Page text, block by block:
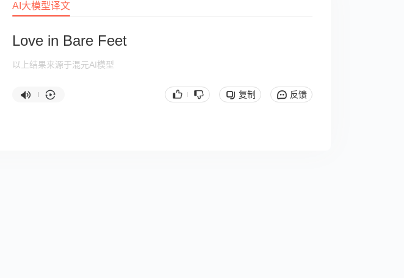
AI大模型译文
Love in Bare Feet
以上结果来源于混元AI模型
复制 反馈